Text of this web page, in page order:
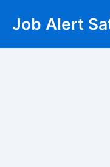
Job Alert
navigation